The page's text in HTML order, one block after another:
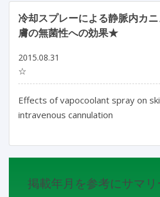
冷却スプレーによる静脈内カ
膚の無菌性への効果★
2015.08.31
☆
Effects of vapocoolant spray on
intravenous cannulation
掲載年月を参考にサマ